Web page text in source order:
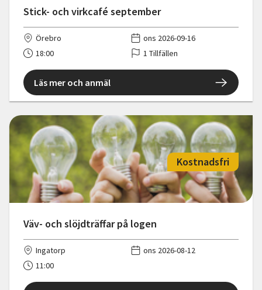
Stick- och virkcafé september
Örebro
ons 2026-09-16
18:00
1 Tillfällen
Läs mer och anmäl
Väv- och slöjdträffar på logen
Kostnadsfri
Ingatorp
ons 2026-08-12
11:00